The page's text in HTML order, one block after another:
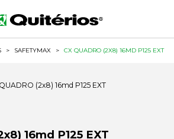
> SAFETYMAX > CX QUADRO (2X8) 16MD P125 EXT
16md P125 EXT